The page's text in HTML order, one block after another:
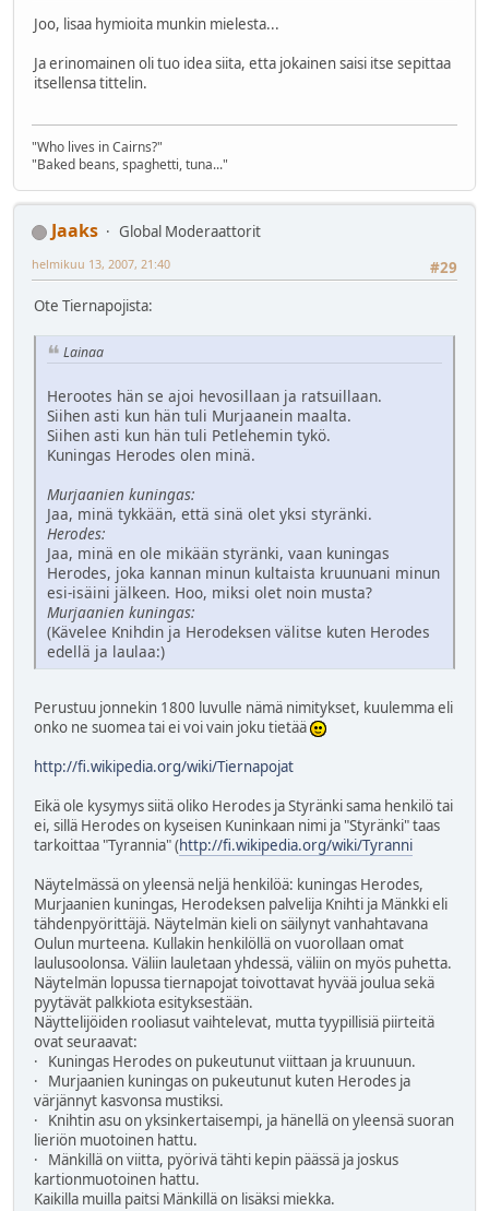
Joo, lisaa hymioita munkin mielesta...
Ja erinomainen oli tuo idea siita, etta jokainen saisi itse sepittaa
itsellensa tittelin.
"Who lives in Cairns?"
"Baked beans, spaghetti, tuna..."
Jaaks
Global Moderaattorit
#29
helmikuu 13, 2007, 21:40
Ote Tiernapojista:
Lainaa
Herootes hän se ajoi hevosillaan ja ratsuillaan.
Siihen asti kun hän tuli Murjaanein maalta.
Siihen asti kun hän tuli Petlehemin tykö.
Kuningas Herodes olen minä.
Murjaanien kuningas:
Jaa, minä tykkään, että sinä olet yksi styränki.
Herodes:
Jaa, minä en ole mikään styränki, vaan kuningas
Herodes, joka kannan minun kultaista kruunuani minun
esi-isäini jälkeen. Hoo, miksi olet noin musta?
Murjaanien kuningas:
(Kävelee Knihdin ja Herodeksen välitse kuten Herodes
edellä ja laulaa:)
Perustuu jonnekin 1800 luvulle nämä nimitykset, kuulemma eli
onko ne suomea tai ei voi vain joku tietää
http://fi.wikipedia.org/wiki/Tiernapojat
Eikä ole kysymys siitä oliko Herodes ja Styränki sama henkilö tai
ei, sillä Herodes on kyseisen Kuninkaan nimi ja "Styränki" taas
tarkoittaa "Tyrannia" (http://fi.wikipedia.org/wiki/Tyranni
Näytelmässä on yleensä neljä henkilöä: kuningas Herodes,
Murjaanien kuningas, Herodeksen palvelija Knihti ja Mänkki eli
tähdenpyörittäjä. Näytelmän kieli on säilynyt vanhahtavana
Oulun murteena. Kullakin henkilöllä on vuorollaan omat
laulusoolonsa. Väliin lauletaan yhdessä, väliin on myös puhetta.
Näytelmän lopussa tiernapojat toivottavat hyvää joulua sekä
pyytävät palkkiota esityksestään.
Näyttelijöiden rooliasut vaihtelevat, mutta tyypillisiä piirteitä
ovat seuraavat:
· Kuningas Herodes on pukeutunut viittaan ja kruunuun.
· Murjaanien kuningas on pukeutunut kuten Herodes ja
värjännyt kasvonsa mustiksi.
· Knihtin asu on yksinkertaisempi, ja hänellä on yleensä suoran
lieriön muotoinen hattu.
· Mänkillä on viitta, pyörivä tähti kepin päässä ja joskus
kartionmuotoinen hattu.
Kaikilla muilla paitsi Mänkillä on lisäksi miekka.